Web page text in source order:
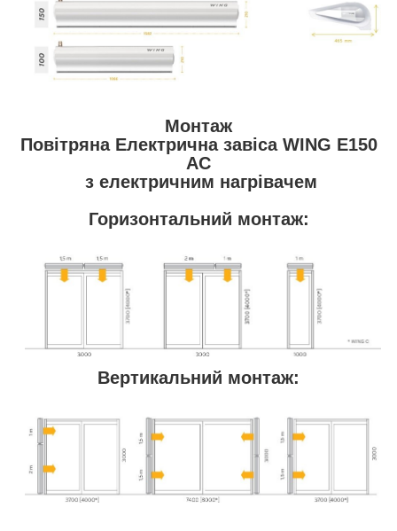
Монтаж
Повітряна Електрична завіса WING E150
AC
з електричним нагрівачем
Горизонтальний монтаж:
Вертикальний монтаж: